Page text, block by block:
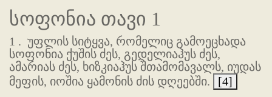
სოფონია თავი 1
1 . უფლის სიტყვა, რომელიც გამოეცხადა
სოფონია ქუშის ძეს, გედელიაჰუს ძეს,
ამარიას ძეს, ხიზკიაჰუს შთამომავალს, იუდას
მეფის, იოშია ყამონის ძის დღეებში.
[4]